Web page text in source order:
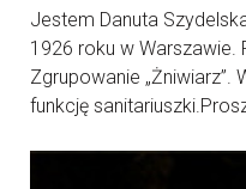
Jestem Danuta
1926 roku w Warszawie.
Zgrupowanie „Żniwiarz”.
funkcję